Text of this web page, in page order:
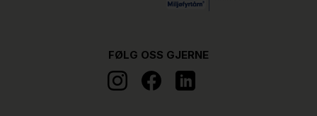
FØLG OSS GJERNE